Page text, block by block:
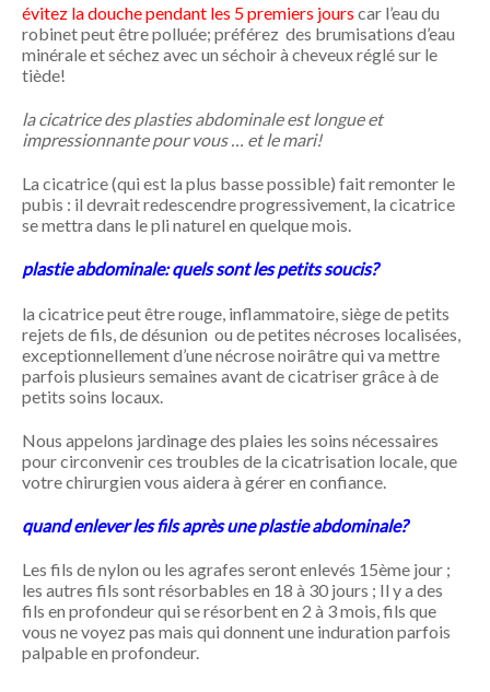
évitez la douche pendant les 5 premiers jours car l’eau du
robinet peut être polluée; préférez des brumisations d’eau
minérale et séchez avec un séchoir à cheveux réglé sur le
tiède!
la cicatrice des plasties abdominale est longue et
impressionnante pour vous … et le mari!
La cicatrice (qui est la plus basse possible) fait remonter le
pubis : il devrait redescendre progressivement, la cicatrice
se mettra dans le pli naturel en quelque mois.
plastie abdominale: quels sont les petits soucis?
la cicatrice peut être rouge, inflammatoire, siège de petits
rejets de fils, de désunion ou de petites nécroses localisées,
exceptionnellement d’une nécrose noirâtre qui va mettre
parfois plusieurs semaines avant de cicatriser grâce à de
petits soins locaux.
Nous appelons jardinage des plaies les soins nécessaires
pour circonvenir ces troubles de la cicatrisation locale, que
votre chirurgien vous aidera à gérer en confiance.
quand enlever les fils après une plastie abdominale?
Les fils de nylon ou les agrafes seront enlevés 15ème jour ;
les autres fils sont résorbables en 18 à 30 jours ; Il y a des
fils en profondeur qui se résorbent en 2 à 3 mois, fils que
vous ne voyez pas mais qui donnent une induration parfois
palpable en profondeur.